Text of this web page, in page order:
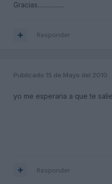
Gracias..................
Responder
Publicado 15 de Mayo del 2010
yo me esperaria a que te
Responder